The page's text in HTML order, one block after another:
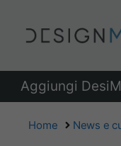
Aggiungi
Home News e